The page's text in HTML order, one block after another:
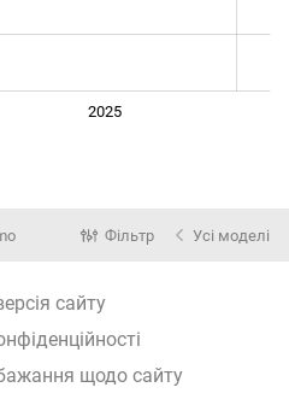
2025
Фільтр Усі моделі
сайту
щодо сайту